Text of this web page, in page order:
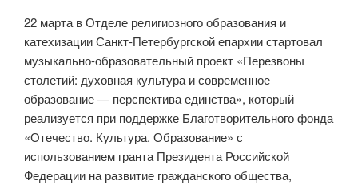
22 марта в Отделе религиозного образования и
катехизации Санкт-Петербургской епархии стартовал
музыкально-образовательный проект «Перезвоны
столетий: духовная культура и современное
образование — перспектива единства», который
реализуется при поддержке Благотворительного фонда
«Отечество. Культура. Образование» с
использованием гранта Президента Российской
Федерации на развитие гражданского общества,